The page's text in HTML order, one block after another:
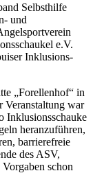
Selbsthilfe
und
e.V.
Inklusions-
„Forellenhof“ in
Veranstaltung war
Inklusionsschauke
heranzuführen,
barrierefreie
des ASV,
schon